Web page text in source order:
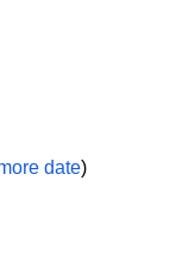
date)